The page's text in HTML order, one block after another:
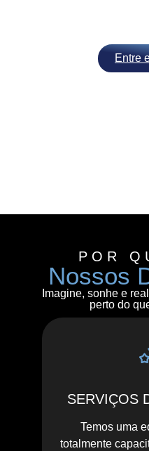
Entre
POR
Nossos
Imagine, sonhe e
perto do
SERVIÇOS
Temos uma
totalmente